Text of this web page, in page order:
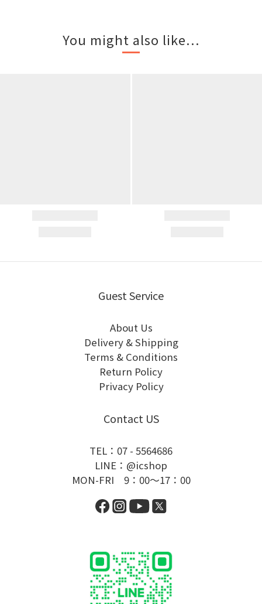
You might also like...
Guest Service
About Us
Delivery & Shipping
Terms & Conditions
Return Policy
Privacy Policy
Contact US
TEL：07 - 5564686
LINE：@icshop
MON-FRI 9：00～17：00